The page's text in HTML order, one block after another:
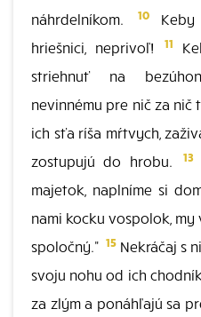
náhrdelníkom.
10Keby
hriešnici, neprivoľ!
11
striehnuť na
nevinnému pre nič za nič
ich sťa ríša mŕtvych,
zostupujú do hrobu.
13
majetok, naplníme si
nami kocku vospolok,
spoločný." 15 Nekráčaj s
svoju nohu od ich
za zlým a ponáhľajú sa